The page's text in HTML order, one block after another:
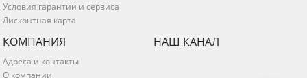
Условия гарантии и сервиса
Дисконтная карта
КОМПАНИЯ
Адреса и контакты
О компании
НАШ КАНАЛ